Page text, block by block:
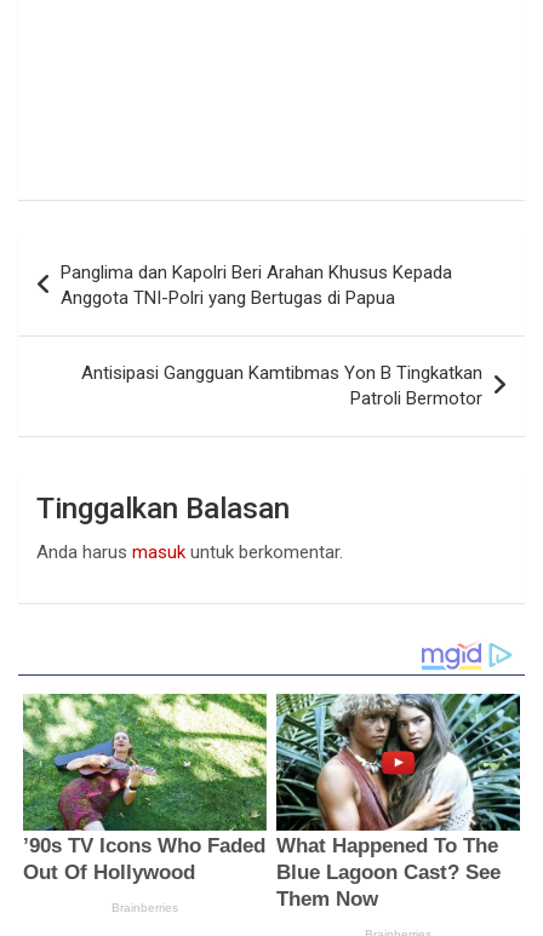
pos
Panglima dan Kapolri Beri Arahan Khusus Kepada
Anggota TNI-Polri yang Bertugas di Papua
Antisipasi Gangguan Kamtibmas Yon B Tingkatkan
Patroli Bermotor
Tinggalkan Balasan
Anda harus masuk untuk berkomentar.